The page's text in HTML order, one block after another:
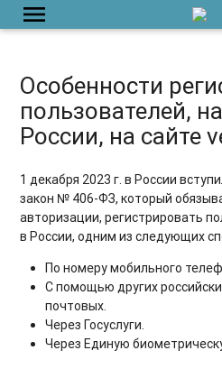
menu
Особенности
пользователей,
России, на сайте
1 декабря 2023 г. в России
закон № 406-ФЗ, который
авторизации, регистрировать
в России, одним из следующих
По номеру мобильного
С помощью других
почтовых.
Через Госуслуги.
Через Единую